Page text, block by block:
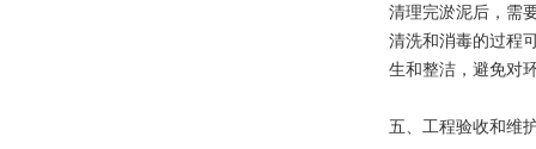
清理完淤泥后，需
清洗和消毒的过程
生和整洁，避免对
五、工程验收和维